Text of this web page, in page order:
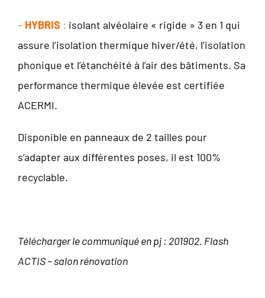
– HYBRIS : isolant alvéolaire « rigide » 3 en 1 qui
assure l’isolation thermique hiver/été, l’isolation
phonique et l’étanchéité à l’air des bâtiments. Sa
performance thermique élevée est certifiée
ACERMI.
Disponible en panneaux de 2 tailles pour
s’adapter aux différentes poses, il est 100%
recyclable.
Télécharger le communiqué en pj : 201902. Flash
ACTIS – salon rénovation